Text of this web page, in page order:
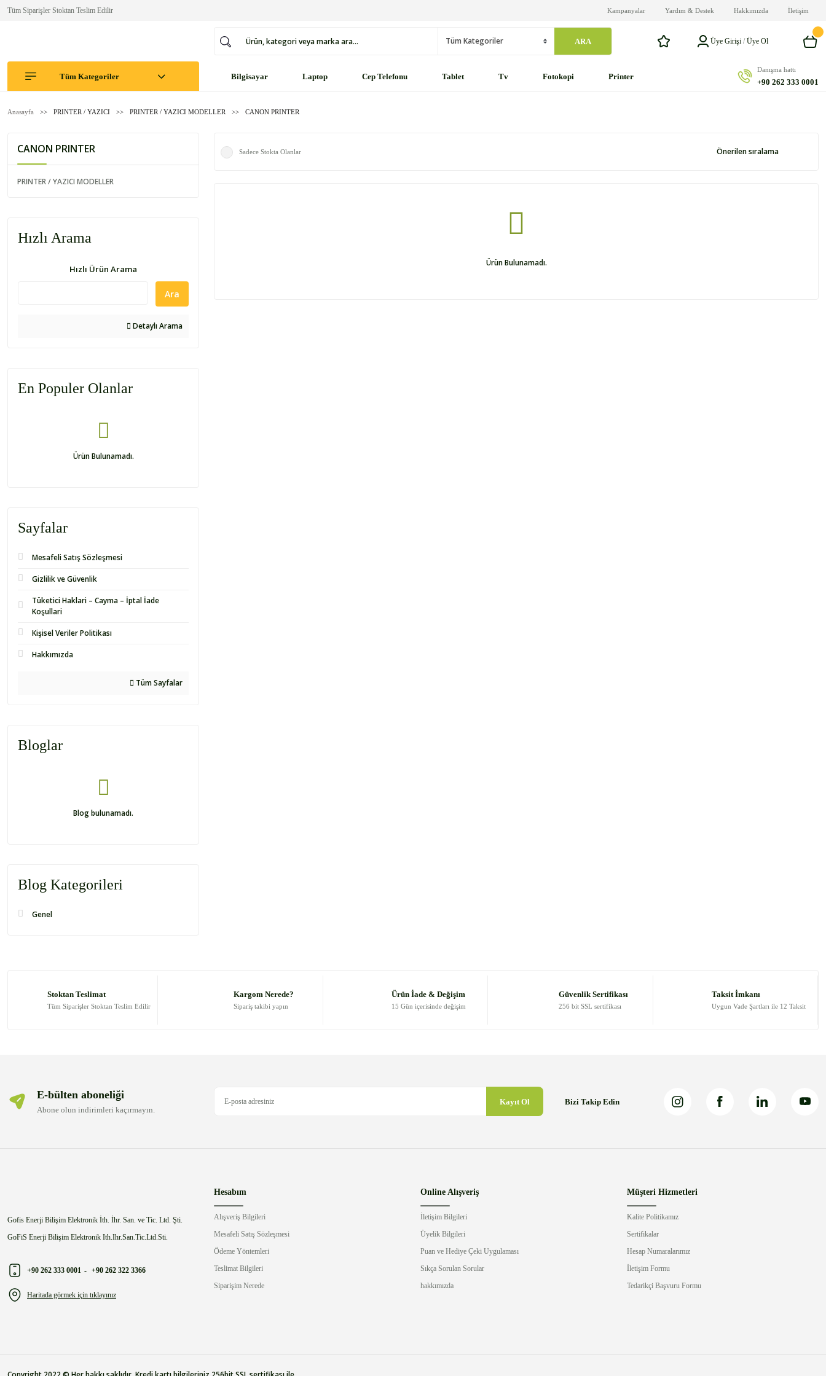
Tüm Siparişler Stoktan Teslim Edilir Kampanyalar Yardım & Destek Hakkımızda İletişim
ARA Üye Girişi /Üye Ol
Tüm Kategoriler Bilgisayar Laptop Cep Telefonu Tablet Tv Fotokopi Printer
Danışma hattı
+90 262 333 0001
Anasayfa PRINTER / YAZICI PRINTER / YAZICI MODELLER CANON PRINTER
CANON PRINTER
PRINTER / YAZICI MODELLER
Hızlı Arama
Hızlı Ürün Arama
Ara
Detaylı Arama
En Populer Olanlar
Ürün Bulunamadı.
Sayfalar
Mesafeli Satış Sözleşmesi
Gizlilik ve Güvenlik
Tüketici Haklari – Cayma – İptal İade
Koşullari
Kişisel Veriler Politikası
Hakkımızda
Tüm Sayfalar
Bloglar
Blog bulunamadı.
Blog Kategorileri
Genel
Sadece Stokta Olanlar
Ürün Bulunamadı.
Stoktan Teslimat
Tüm Siparişler Stoktan Teslim Edilir
Kargom Nerede?
Sipariş takibi yapın
Ürün İade & Değişim
15 Gün içerisinde değişim
Güvenlik Sertifikası
256 bit SSL sertifikası
Taksit İmkanı
Uygun Vade Şartları ile 12 Taksit
E-bülten aboneliği
Abone olun indirimleri kaçırmayın.
Kayıt Ol Bizi Takip Edin
Gofis Enerji Bilişim Elektronik İth. İhr. San. ve Tic. Ltd. Şti.
GoFiS Enerji Bilişim Elektronik Ith.Ihr.San.Tic.Ltd.Sti.
+90 262 333 0001 - +90 262 322 3366
Haritada görmek için tıklayınız
Hesabım
Alışveriş Bilgileri
Mesafeli Satış Sözleşmesi
Ödeme Yöntemleri
Teslimat Bilgileri
Siparişim Nerede
Online Alışveriş
İletişim Bilgileri
Üyelik Bilgileri
Puan ve Hediye Çeki Uygulaması
Sıkça Sorulan Sorular
hakkımızda
Müşteri Hizmetleri
Kalite Politikamız
Sertifikalar
Hesap Numaralarımız
İletişim Formu
Tedarikçi Başvuru Formu